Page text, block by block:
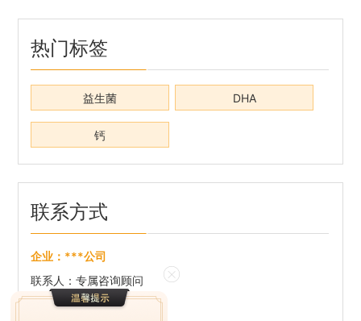
降。因此预防更重要，趁年轻好好补钙，老了才不
群需要按需补钙。宝呗特膳钙速溶片，中科院上海
热门标签
益生菌 DHA
钙
联系方式
企业： ***公司
联系人：专属咨询顾问
手机：***